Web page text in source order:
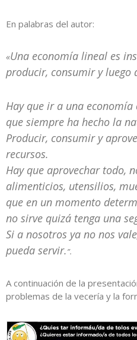
En palabras del autor:
«Una economía lineal es
producir, consumir y luego
Hay que ir a una economía
que siempre ha hecho la
Producir, consumir y
recursos.
Hay que aprovechar todo,
alimenticios, utensilios,
que en un momento
no sirve quizá tenga una
Si a nosotros ya no nos
pueda servir.”.
A continuación de la
problemas de la vecería y la